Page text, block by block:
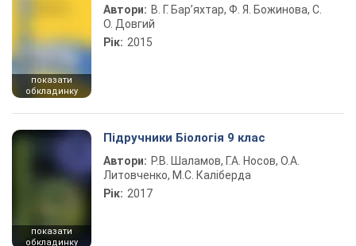
показати
обкладинку
Автори: В. Г. Бар’яхтар, Ф. Я. Божинова, С.
О. Довгий
Рік: 2015
показати
обкладинку
Підручники Біологія 9 клас
Автори: Р.В. Шаламов, Г.А. Носов, О.А.
Литовченко, М.С. Каліберда
Рік: 2017